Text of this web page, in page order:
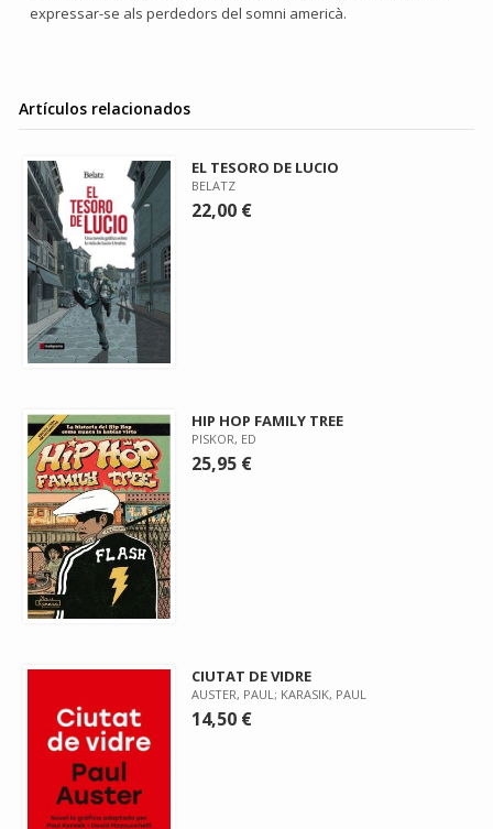
expressar-se als perdedors del somni americà.
Artículos relacionados
EL TESORO DE LUCIO
BELATZ
22,00 €
HIP HOP FAMILY TREE
PISKOR, ED
25,95 €
CIUTAT DE VIDRE
AUSTER, PAUL; KARASIK, PAUL
14,50 €